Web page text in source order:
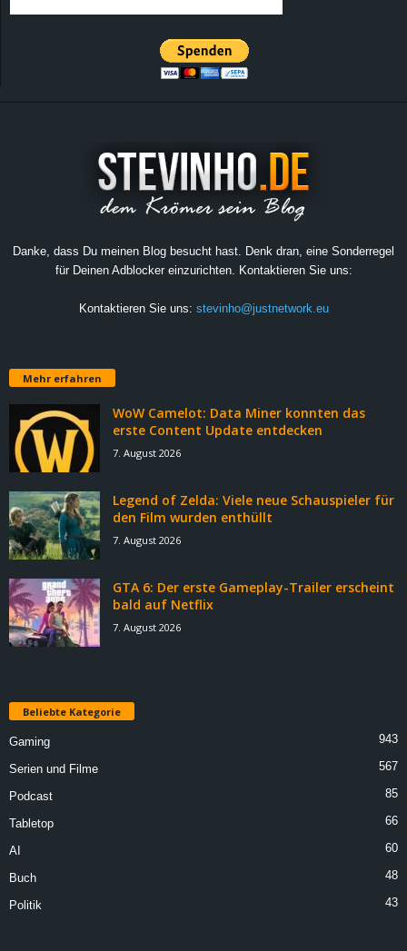
Danke, dass Du meinen Blog besucht hast. Denk dran, eine Sonderregel
für Deinen Adblocker einzurichten. Kontaktieren Sie uns:
Kontaktieren Sie uns: stevinho@justnetwork.eu
Mehr erfahren
WoW Camelot: Data Miner konnten das
erste Content Update entdecken
7. August 2026
Legend of Zelda: Viele neue Schauspieler für
den Film wurden enthüllt
7. August 2026
GTA 6: Der erste Gameplay-Trailer erscheint
bald auf Netflix
7. August 2026
Beliebte Kategorie
Gaming 943
Serien und Filme 567
Podcast 85
Tabletop 66
AI 60
Buch 48
Politik 43